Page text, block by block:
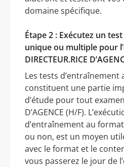
domaine spécifique.
Étape 2 : Exécutez un
unique ou multiple pour
DIRECTEUR.RICE
Les tests d’entraînement
constituent une partie
d’étude pour tout examen
D’AGENCE (H/F).
d’entraînement au
ou non, est un moyen
avec le format et le
vous passerez le jour de